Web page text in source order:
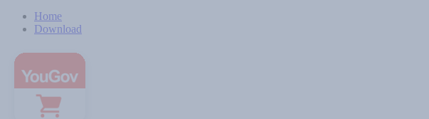
Home
Download
Home